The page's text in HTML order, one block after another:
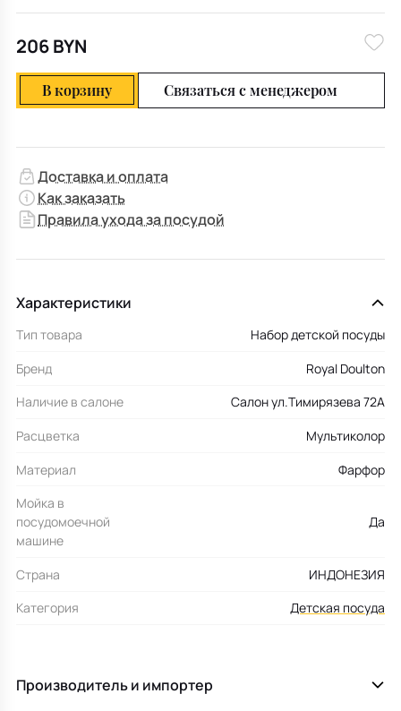
206 BYN
В корзину Связаться с менеджером
Доставка и оплата
Как заказать
Правила ухода за посудой
Характеристики
Тип товара
Набор детской посуды
Бренд
Royal Doulton
Наличие в салоне
Салон ул.Тимирязева 72А
Расцветка
Мультиколор
Материал
Фарфор
Мойка в
посудомоечной
машине
Да
Страна
ИНДОНЕЗИЯ
Категория
Детская посуда
Производитель и импортер